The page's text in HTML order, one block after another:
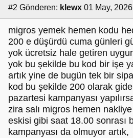
#2 Gönderen: klewx 01 May,
migros yemek hemen kodu
200 e düşürdü cuma günleri
yok ücretsiz hale getiren
yok bu şekilde bu kod bir işe
artık yine de bugün tek bir
kod bu şekilde 200 olarak
pazartesi kampanyası
zira salı migros hemen
eskisi gibi saat 18.00 sonrası
kampanyası da olmuyor artık,